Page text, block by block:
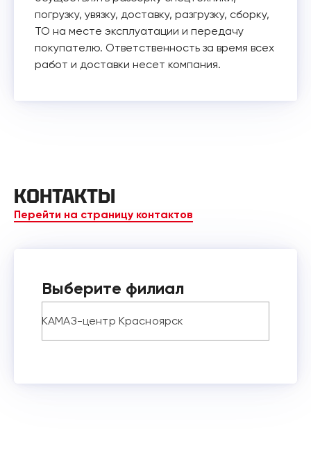
погрузку, увязку, доставку, разгрузку, сборку,
ТО на месте эксплуатации и передачу
покупателю. Ответственность за время всех
работ и доставки несет компания.
КОНТАКТЫ
Перейти на страницу контактов
Выберите филиал
КАМАЗ-центр Красноярск